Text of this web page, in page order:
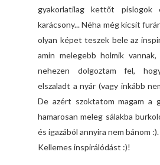
gyakorlatilag kettőt
karácsony... Néha még kicsit
olyan képet teszek bele az
amin melegebb holmik
nehezen dolgoztam fel,
elszaladt a nyár (vagy inkább
De azért szoktatom magam a
hamarosan meleg sálakba
és igazából annyira nem bánom :).
Kellemes inspirálódást :)!